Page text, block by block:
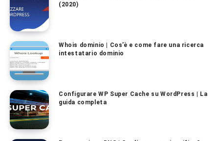
(2020)
Whois dominio | Cos’è e come fare una ricerca
intestatario dominio
Configurare WP Super Cache su WordPress | La
guida completa